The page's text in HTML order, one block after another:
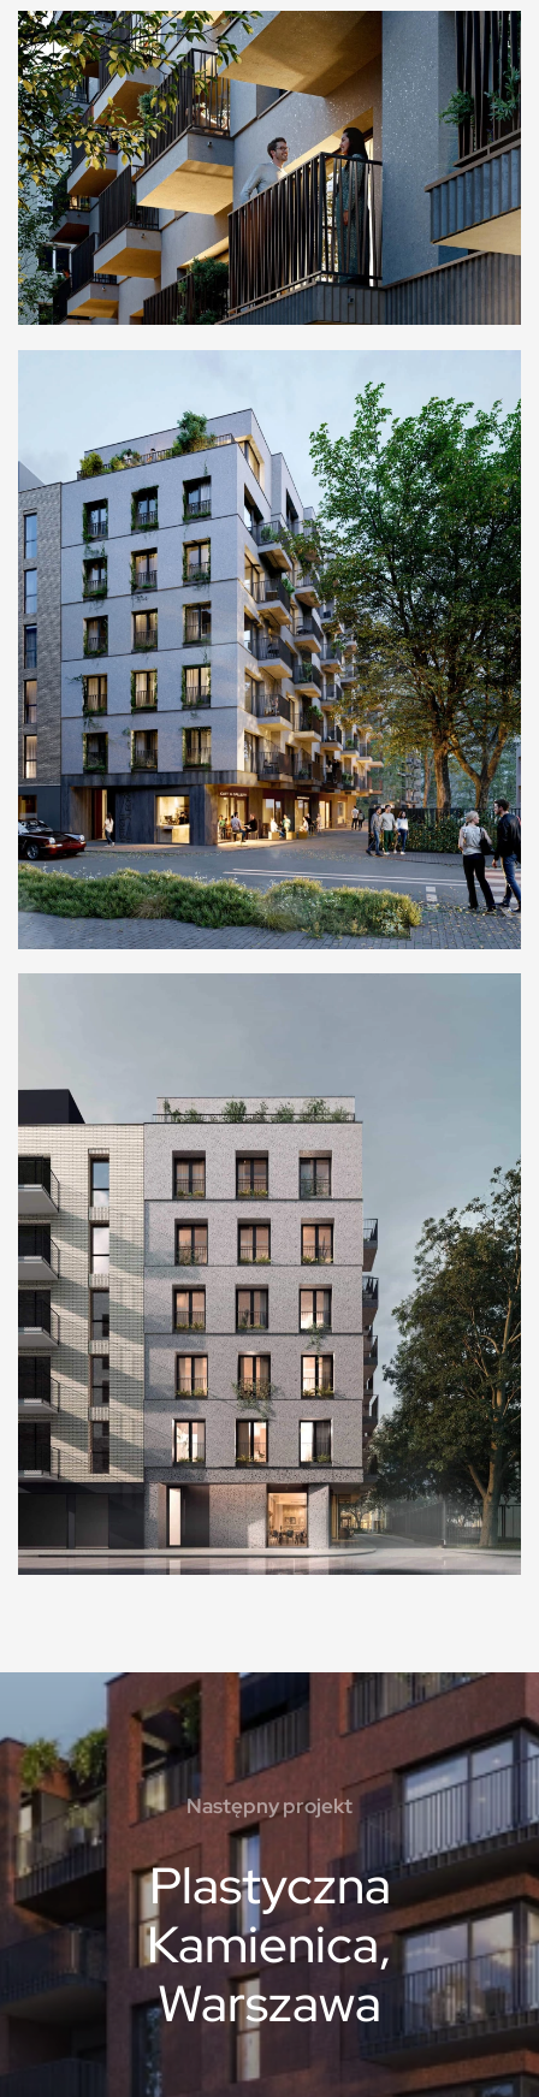
Następny projekt
Plastyczna
Kamienica,
Warszawa